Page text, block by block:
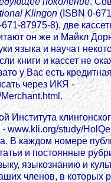
Klingon(ISBN 0-
87975-8), две
он же и Майкл
языка и научат
книги и кассет не
у Вас есть
через ИКЯ -
Института
- www.kli.org/study/
В каждом номере
и постоянные
языкознанию и
членов, в которых